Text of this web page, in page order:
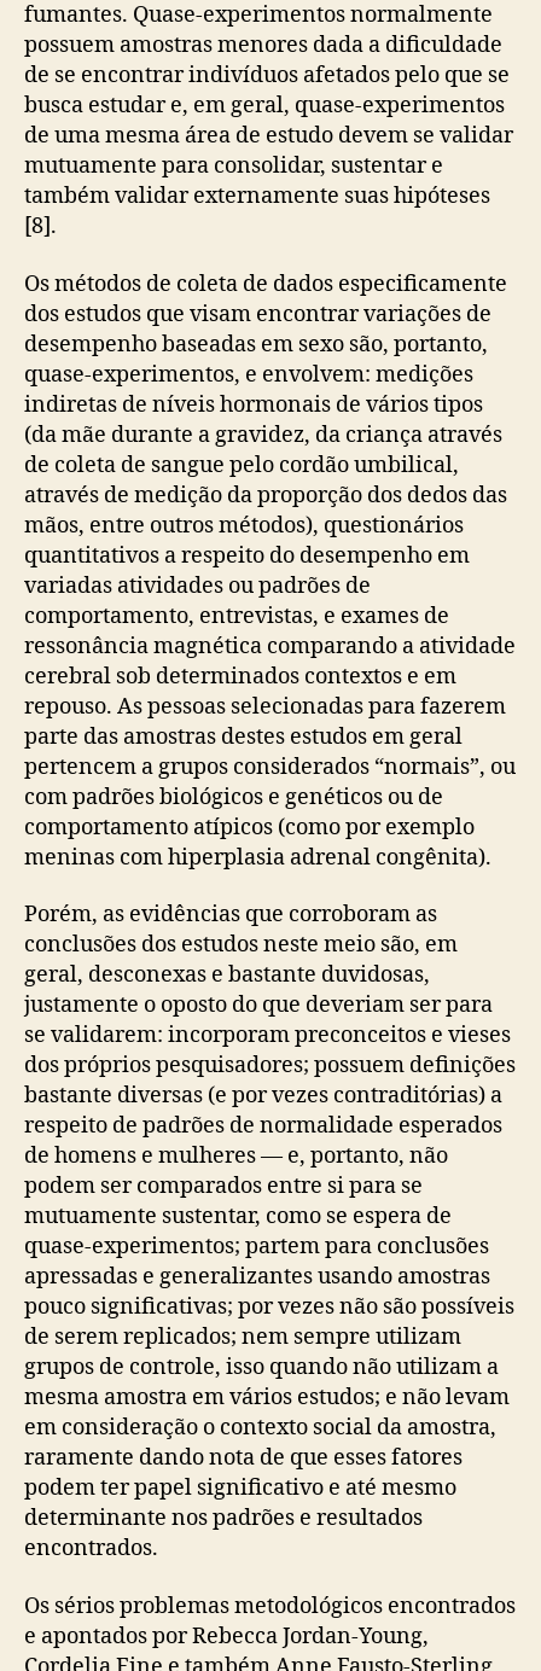
fumantes. Quase-experimentos normalmente
possuem amostras menores dada a dificuldade
de se encontrar indivíduos afetados pelo que se
busca estudar e, em geral, quase-experimentos
de uma mesma área de estudo devem se validar
mutuamente para consolidar, sustentar e
também validar externamente suas hipóteses
[8].
Os métodos de coleta de dados especificamente
dos estudos que visam encontrar variações de
desempenho baseadas em sexo são, portanto,
quase-experimentos, e envolvem: medições
indiretas de níveis hormonais de vários tipos
(da mãe durante a gravidez, da criança através
de coleta de sangue pelo cordão umbilical,
através de medição da proporção dos dedos das
mãos, entre outros métodos), questionários
quantitativos a respeito do desempenho em
variadas atividades ou padrões de
comportamento, entrevistas, e exames de
ressonância magnética comparando a atividade
cerebral sob determinados contextos e em
repouso. As pessoas selecionadas para fazerem
parte das amostras destes estudos em geral
pertencem a grupos considerados “normais”, ou
com padrões biológicos e genéticos ou de
comportamento atípicos (como por exemplo
meninas com hiperplasia adrenal congênita).
Porém, as evidências que corroboram as
conclusões dos estudos neste meio são, em
geral, desconexas e bastante duvidosas,
justamente o oposto do que deveriam ser para
se validarem: incorporam preconceitos e vieses
dos próprios pesquisadores; possuem definições
bastante diversas (e por vezes contraditórias) a
respeito de padrões de normalidade esperados
de homens e mulheres — e, portanto, não
podem ser comparados entre si para se
mutuamente sustentar, como se espera de
quase-experimentos; partem para conclusões
apressadas e generalizantes usando amostras
pouco significativas; por vezes não são possíveis
de serem replicados; nem sempre utilizam
grupos de controle, isso quando não utilizam a
mesma amostra em vários estudos; e não levam
em consideração o contexto social da amostra,
raramente dando nota de que esses fatores
podem ter papel significativo e até mesmo
determinante nos padrões e resultados
encontrados.
Os sérios problemas metodológicos encontrados
e apontados por Rebecca Jordan-Young,